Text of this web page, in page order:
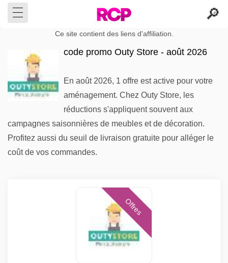
Ce site contient des liens d'affiliation.
code promo Outy Store - août 2026
En août 2026, 1 offre est active pour votre
aménagement. Chez Outy Store, les
réductions s'appliquent souvent aux
campagnes saisonnières de meubles et de décoration.
Profitez aussi du seuil de livraison gratuite pour alléger le
coût de vos commandes.
Offres